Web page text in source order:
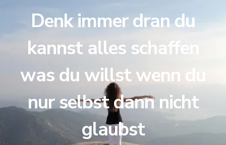
Denk immer dran du
kannst alles schaffen
was du willst wenn du
nur selbst dann nicht
glaubst